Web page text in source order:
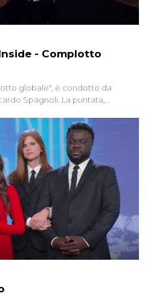
- Complotto
globale", è condotto da
Spagnoli. La puntata,
alternative, dei sospetti
negli ultimi anni hanno invaso
digitali e immaginario collettivo.